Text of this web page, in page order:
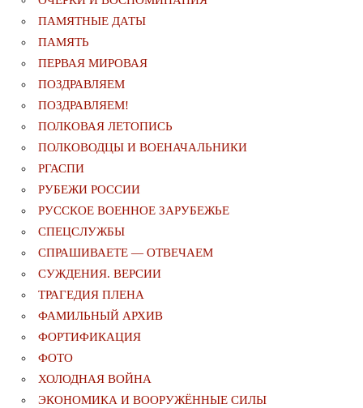
ПАМЯТНЫЕ ДАТЫ
ПАМЯТЬ
ПЕРВАЯ МИРОВАЯ
ПОЗДРАВЛЯЕМ
ПОЗДРАВЛЯЕМ!
ПОЛКОВАЯ ЛЕТОПИСЬ
ПОЛКОВОДЦЫ И ВОЕНАЧАЛЬНИКИ
РГАСПИ
РУБЕЖИ РОССИИ
РУССКОЕ ВОЕННОЕ ЗАРУБЕЖЬЕ
СПЕЦСЛУЖБЫ
СПРАШИВАЕТЕ — ОТВЕЧАЕМ
СУЖДЕНИЯ. ВЕРСИИ
ТРАГЕДИЯ ПЛЕНА
ФАМИЛЬНЫЙ АРХИВ
ФОРТИФИКАЦИЯ
ФОТО
ХОЛОДНАЯ ВОЙНА
ЭКОНОМИКА И ВООРУЖЁННЫЕ СИЛЫ